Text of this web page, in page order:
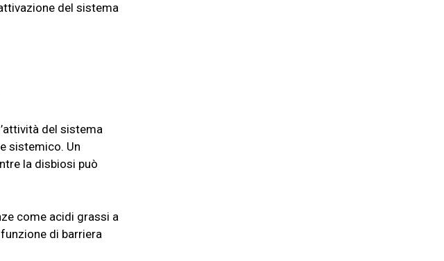
del sistema
del sistema
sistemico. Un
la disbiosi può
come acidi grassi a
di barriera